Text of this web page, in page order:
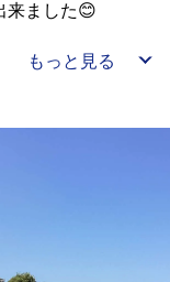
来ました😊
ンザが流行ってきま
もっと見る